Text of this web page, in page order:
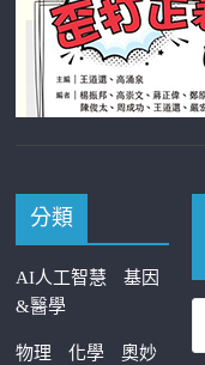
分類
AI人工智慧
基因
&醫學
物理 化學
奧妙